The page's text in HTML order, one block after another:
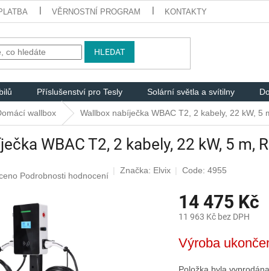
VĚRNOSTNÍ PROGRAM KONTAKTY
HLEDAT
Příslušenství pro Tesly Solární světla a svítilny
wallbox Wallbox nabíječka WBAC T2, 2 kabely, 22 kW, 5
WBAC T2, 2 kabely, 22 kW, 5 m,
Podrobnosti hodnocení
Značka: Elvix Code: 4955
14 475 Kč
11 963 Kč bez DPH
cena:
Výroba